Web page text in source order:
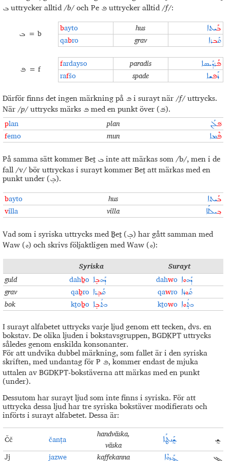
ܒ uttrycker alltid /b/ och Pe ܦ uttrycker alltid /f/:
ܒ = b bayto hus ܒܰܝܬܐ
qabro grav ܩܰܒܪܐ
ܦ = f fardayso paradis ܦܰܪܕܰܝܣܐ
rafšo spade ܪܰܦܫܐ
Därför finns det ingen märkning på ܦ i surayt när /f/ uttrycks.
När /p/ uttrycks märks ܦ med en punkt över (ܦ݁).
plan plan ܦ݁ܠܰܢ
femo mun ܦܶܡܐ
På samma sätt kommer Beṯ ܒ inte att märkas som /b/, men i de
fall /v/ bör uttryckas i surayt kommer Beṯ att märkas med en
punkt under (ܒܼ).
bayto hus ܒܰܝܬܐ
villa villa ܒ݂ܝܠܠܰܐ
Vad som i syriska uttrycks med Ḇeṯ (ܒܼ) har gått samman med
Waw (ܘ) och skrivs följaktligen med Waw (ܘ):
Syriska Surayt
guld dahḇo ܕܰܗܒܼܐ dahwo ܕܰܗܘܐ
grav qaḇro ܩܰܒܼܪܐ qawro ܩܰܘܪܐ
bok kṯoḇo ܟܬܳܒܼܐ kṯowo ܟܬܼܳܘܐ
I surayt alfabetet uttrycks varje ljud genom ett tecken, dvs. en
bokstav. De olika ljuden i bokstavsgruppen, BGDKPT uttrycks
således genom enskilda konsonanter.
För att undvika dubbel märkning, som fallet är i den syriska
skriften, med undantag för P ܦ, kommer endast de mjuka
uttalen av BGDKPT-bokstäverna att märkas med en punkt
(under).
Dessutom har surayt ljud som inte finns i syriska. För att
uttrycka dessa ljud har tre syriska bokstäver modifierats och
införts i surayt alfabetet. Dessa är:
Čč čanṭa
handväska,
väska
ܫ̰ܰܢܛܰܐ ܫ̰
Jj jazwe kaffekanna ܔܰܙܘܶܐ ܔ